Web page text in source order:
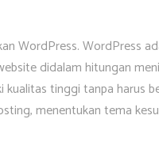
WordPress. WordPress
didalam hitungan
tinggi tanpa harus
menentukan tema